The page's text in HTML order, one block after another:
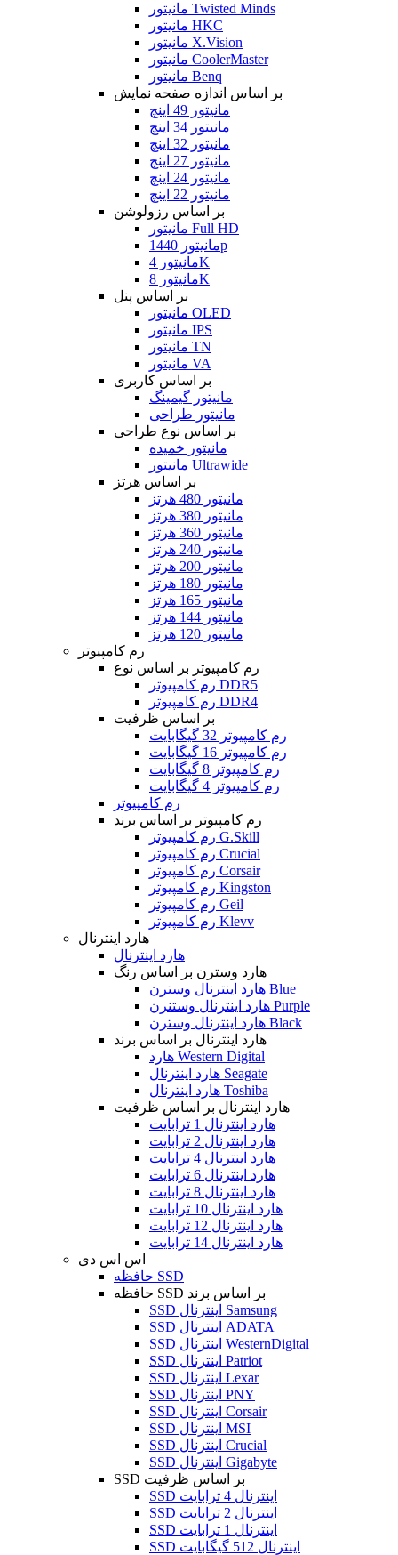
مانیتور Twisted Minds
مانیتور HKC
مانیتور X.Vision
مانیتور CoolerMaster
مانیتور Benq
بر اساس اندازه صفحه نمایش
مانیتور 49 اینچ
مانیتور 34 اینچ
مانیتور 32 اینچ
مانیتور 27 اینچ
مانیتور 24 اینچ
مانیتور 22 اینچ
بر اساس رزولوشن
مانیتور Full HD
مانیتور 1440p
مانیتور 4K
مانیتور 8K
بر اساس پنل
مانیتور OLED
مانیتور IPS
مانیتور TN
مانیتور VA
بر اساس کاربری
مانیتور گیمینگ
مانیتور طراحی
بر اساس نوع طراحی
مانیتور خمیده
مانیتور Ultrawide
بر اساس هرتز
مانیتور 480 هرتز
مانیتور 380 هرتز
مانیتور 360 هرتز
مانیتور 240 هرتز
مانیتور 200 هرتز
مانیتور 180 هرتز
مانیتور 165 هرتز
مانیتور 144 هرتز
مانیتور 120 هرتز
رم کامپیوتر
رم کامپیوتر بر اساس نوع
رم کامپیوتر DDR5
رم کامپیوتر DDR4
بر اساس ظرفیت
رم کامپیوتر 32 گیگابایت
رم کامپیوتر 16 گیگابایت
رم کامپیوتر 8 گیگابایت
رم کامپیوتر 4 گیگابایت
رم کامپیوتر
رم کامپیوتر بر اساس برند
رم کامپیوتر G.Skill
رم کامپیوتر Crucial
رم کامپیوتر Corsair
رم کامپیوتر Kingston
رم کامپیوتر Geil
رم کامپیوتر Klevv
هارد اینترنال
هارد اینترنال
هارد وسترن بر اساس رنگ
هارد اینترنال وسترن Blue
هارد اینترنال وستنرن Purple
هارد اینترنال وسترن Black
هارد اینترنال بر اساس برند
هارد Western Digital
هارد اینترنال Seagate
هارد اینترنال Toshiba
هارد اینترنال بر اساس ظرفیت
هارد اینترنال 1 ترابایت
هارد اینترنال 2 ترابایت
هارد اینترنال 4 ترابایت
هارد اینترنال 6 ترابایت
هارد اینترنال 8 ترابایت
هارد اینترنال 10 ترابایت
هارد اینترنال 12 ترابایت
هارد اینترنال 14 ترابایت
اس اس دی
حافظه SSD
حافظه SSD بر اساس برند
SSD اینترنال Samsung
SSD اینترنال ADATA
SSD اینترنال WesternDigital
SSD اینترنال Patriot
SSD اینترنال Lexar
SSD اینترنال PNY
SSD اینترنال Corsair
SSD اینترنال MSI
SSD اینترنال Crucial
SSD اینترنال Gigabyte
SSD بر اساس ظرفیت
SSD اینترنال 4 ترابایت
SSD اینترنال 2 ترابایت
SSD اینترنال 1 ترابایت
SSD اینترنال 512 گیگابایت